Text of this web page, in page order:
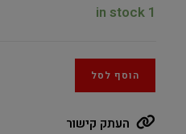
1 in stock
הוסף לסל
העתק קישור